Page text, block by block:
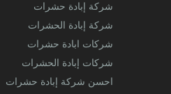
شركة إبادة حشرات
شركة إبادة الحشرات
شركات ابادة حشرات
شركات إبادة الحشرات
احسن شركة إبادة حشرات